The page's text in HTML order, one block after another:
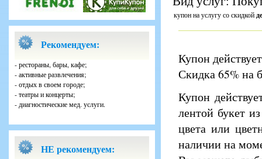
Рекомендуем:
- рестораны, бары, кафе;
- активные развлечения;
- отдых в своем городе;
- театры и концерты;
- диагностические мед. услуги.
НЕ рекомендуем:
купон на услугу со скидкой
Купон
Скидка 65% на
Купон
лентой букет
цвета или
наличии на